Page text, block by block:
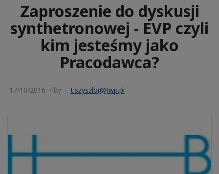
Zaproszenie do dyskusji
synthetronowej - EVP czyli
kim jesteśmy jako
Pracodawca?
17/10/2016 • by : t.szyszlo(@)wp.pl